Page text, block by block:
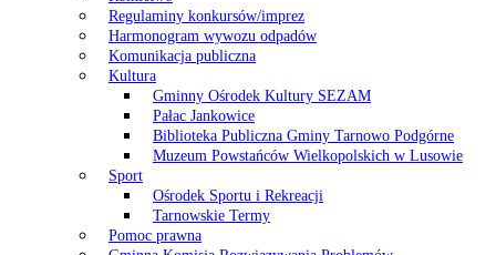
Regulaminy konkursów/imprez
Harmonogram wywozu odpadów
Komunikacja publiczna
Kultura
Gminny Ośrodek Kultury SEZAM
Pałac Jankowice
Biblioteka Publiczna Gminy Tarnowo Podgórne
Muzeum Powstańców Wielkopolskich w Lusowie
Sport
Ośrodek Sportu i Rekreacji
Tarnowskie Termy
Pomoc prawna